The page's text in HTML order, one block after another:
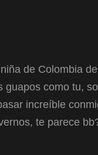
de Colombia
guapos como tu,
increíble
te parece